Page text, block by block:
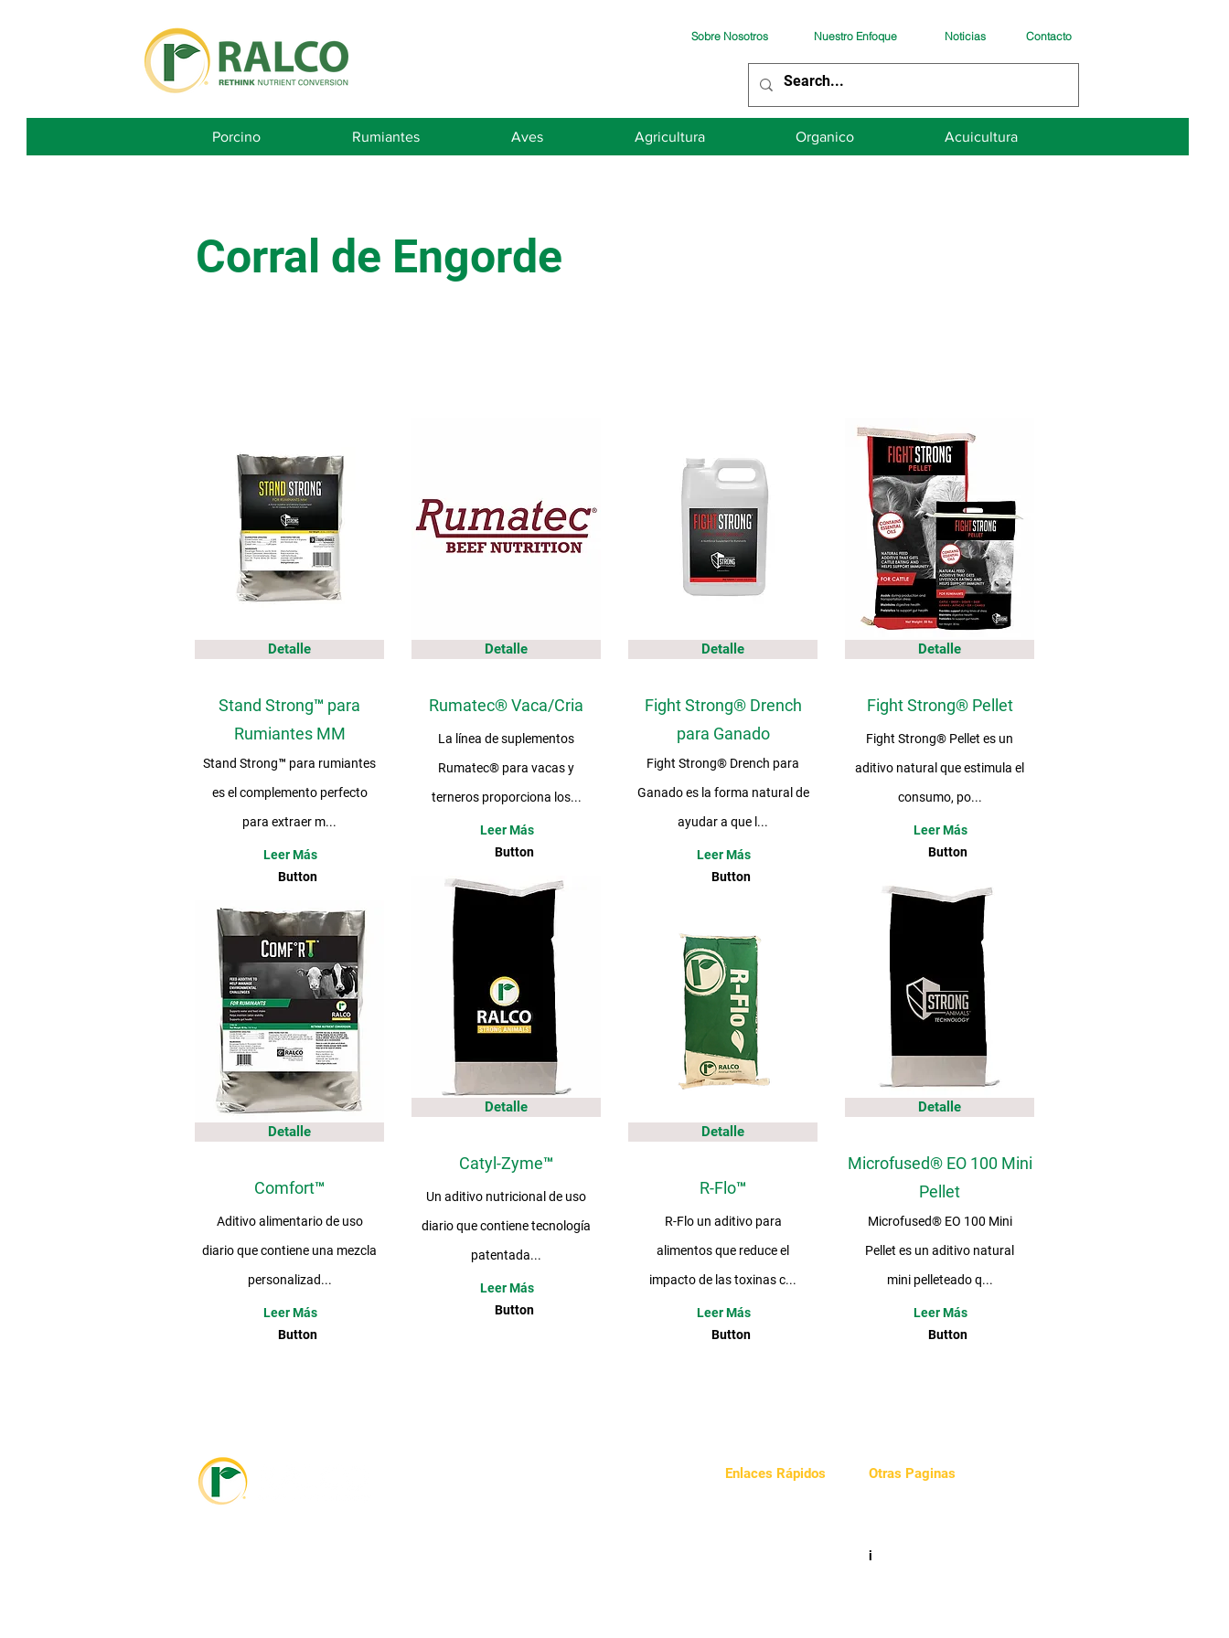
Sobre Nosotros Nuestro Enfoque Noticias Contacto
Porcino Rumiantes Aves Agricultura Organico Acuicultura
Corral de Engorde
Detalle
Stand Strong™ para
Rumiantes MM
Stand Strong™ para rumiantes
es el complemento perfecto
para extraer m...
Leer Más
Button
Detalle
Comfort™
Aditivo alimentario de uso
diario que contiene una mezcla
personalizad...
Leer Más
Button
Detalle
Rumatec® Vaca/Cria
La línea de suplementos
Rumatec® para vacas y
terneros proporciona los...
Leer Más
Button
Detalle
Catyl-Zyme™
Un aditivo nutricional de uso
diario que contiene tecnología
patentada...
Leer Más
Button
Detalle
Fight Strong® Drench
para Ganado
Fight Strong® Drench para
Ganado es la forma natural de
ayudar a que l...
Leer Más
Button
Detalle
R-Flo™
R-Flo un aditivo para
alimentos que reduce el
impacto de las toxinas c...
Leer Más
Button
Detalle
Fight Strong® Pellet
Fight Strong® Pellet es un
aditivo natural que estimula el
consumo, po...
Leer Más
Button
Detalle
Microfused® EO 100 Mini
Pellet
Microfused® EO 100 Mini
Pellet es un aditivo natural
mini pelleteado q...
Leer Más
Button
Enlaces Rápidos Otras Paginas
i